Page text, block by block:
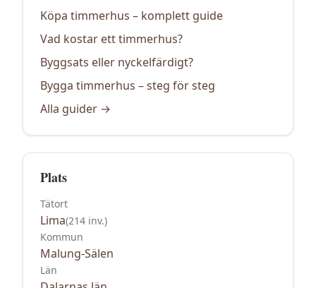
Köpa timmerhus – komplett guide
Vad kostar ett timmerhus?
Byggsats eller nyckelfärdigt?
Bygga timmerhus – steg för steg
Alla guider →
Plats
Tätort
Lima(214 inv.)
Kommun
Malung-Sälen
Län